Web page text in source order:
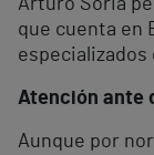
que cuenta en
especializados
Atención ante
Aunque por